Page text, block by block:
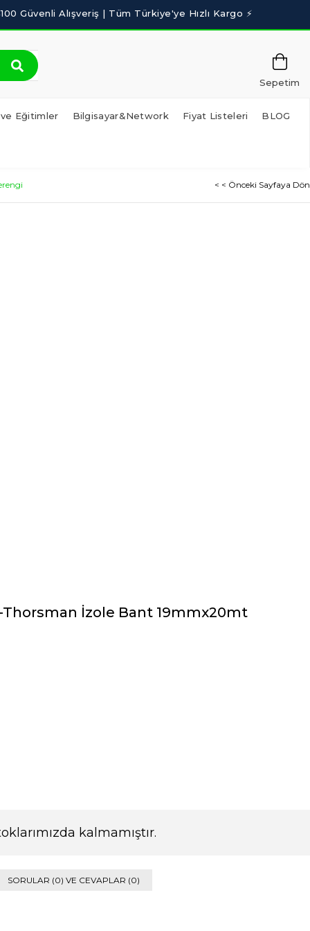
Sepetim
ve Eğitimler Bilgisayar&Network Fiyat Listeleri BLOG
< < Önceki Sayfaya Dön
İzole Bant 19mmx20mt
kalmamıştır.
SORULAR (0) VE CEVAPLAR (0)